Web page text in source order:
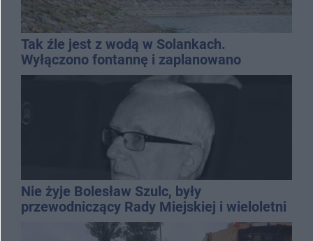
Tak źle jest z wodą w Solankach.
Wyłączono fontannę i zaplanowano
dolewkę
Nie żyje Bolesław Szulc, były
przewodniczący Rady Miejskiej i wieloletni
dyrektor SP 14